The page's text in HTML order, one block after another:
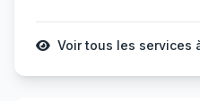
Voir tous les services